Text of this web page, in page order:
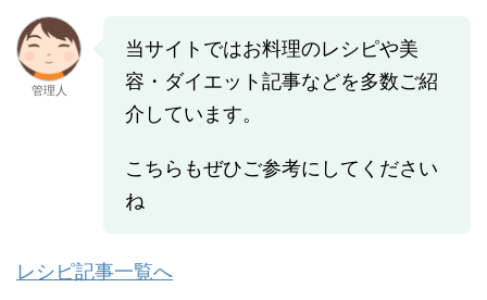
管理人
当サイトではお料理のレシピや美
容・ダイエット記事などを多数ご紹
介しています。
こちらもぜひご参考にしてください
ね
レシピ記事一覧へ